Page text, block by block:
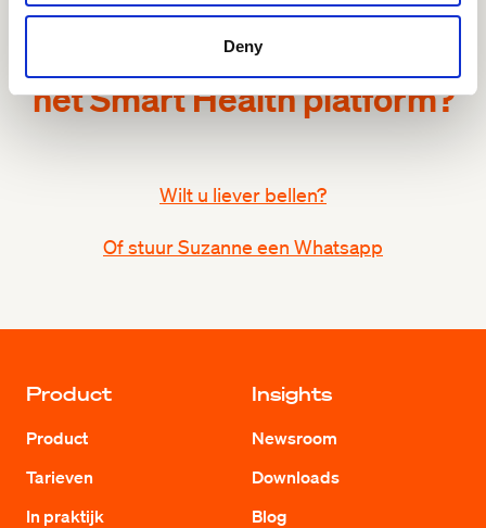
Deny
Interesse in een demo van
het Smart Health platform?
Wilt u liever bellen?
Of stuur Suzanne een Whatsapp
Product
Product
Tarieven
In praktijk
Insights
Newsroom
Downloads
Blog